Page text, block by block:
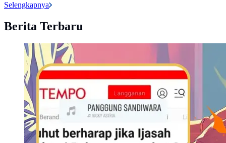
Selengkapnya
Berita Terbaru